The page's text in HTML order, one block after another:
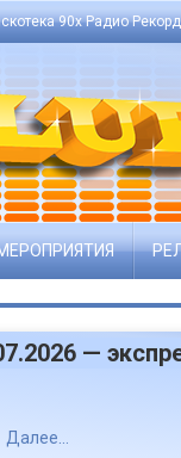
90х Радио Рекорд
—
Далее…